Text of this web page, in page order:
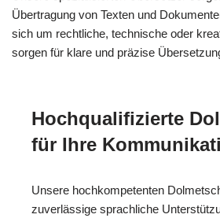
Übertragung von Texten und
sich um rechtliche, technische oder
sorgen für klare und präzise
Hochqualifizierte
für Ihre
Unsere hochkompetenten
zuverlässige sprachliche